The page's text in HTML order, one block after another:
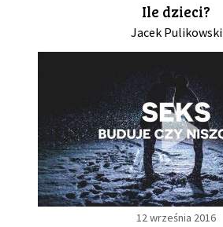
Ile dzieci?
Jacek Pulikowski
12 września 2016